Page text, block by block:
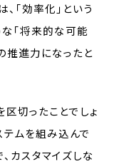
「効率化」という
「将来的な可能
推進力になったと
区切ったことでしょ
ムを組み込んで
カスタマイズしな